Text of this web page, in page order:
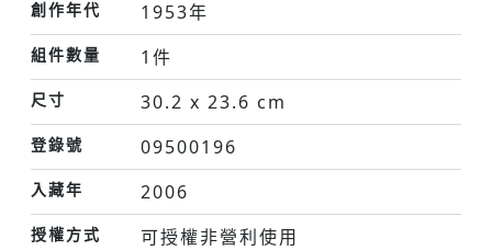
創作年代 1953年
組件數量 1件
尺寸 30.2 x 23.6 cm
登錄號 09500196
入藏年 2006
授權方式 可授權非營利使用